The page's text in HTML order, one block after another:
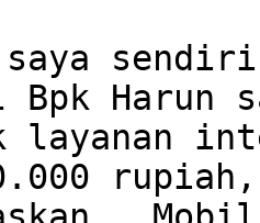
saya
Bpk Harun
layanan